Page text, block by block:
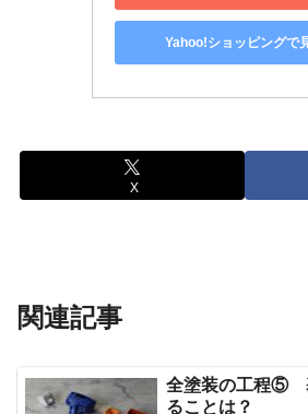
Yahoo!ショッピングで
X
関連記事
全塗装の工程⑤
ることは？